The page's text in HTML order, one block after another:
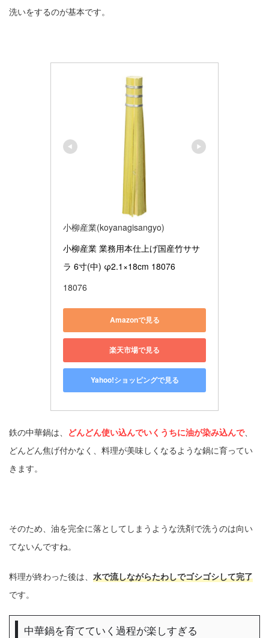
洗いをするのが基本です。
小柳産業(koyanagisangyo)
小柳産業 業務用本仕上げ国産竹ササ
ラ 6寸(中) φ2.1×18cm 18076
18076
Amazonで見る
楽天市場で見る
Yahoo!ショッピングで見る
鉄の中華鍋は、 どんどん使い込んでいくうちに油が染み込んで、
どんどん焦げ付かなく、料理が美味しくなるような鍋に育ってい
きます。
そのため、油を完全に落としてしまうような洗剤で洗うのは向い
てないんですね。
料理が終わった後は、 水で流しながらたわしでゴシゴシして完了
です。
中華鍋を育てていく過程が楽しすぎる